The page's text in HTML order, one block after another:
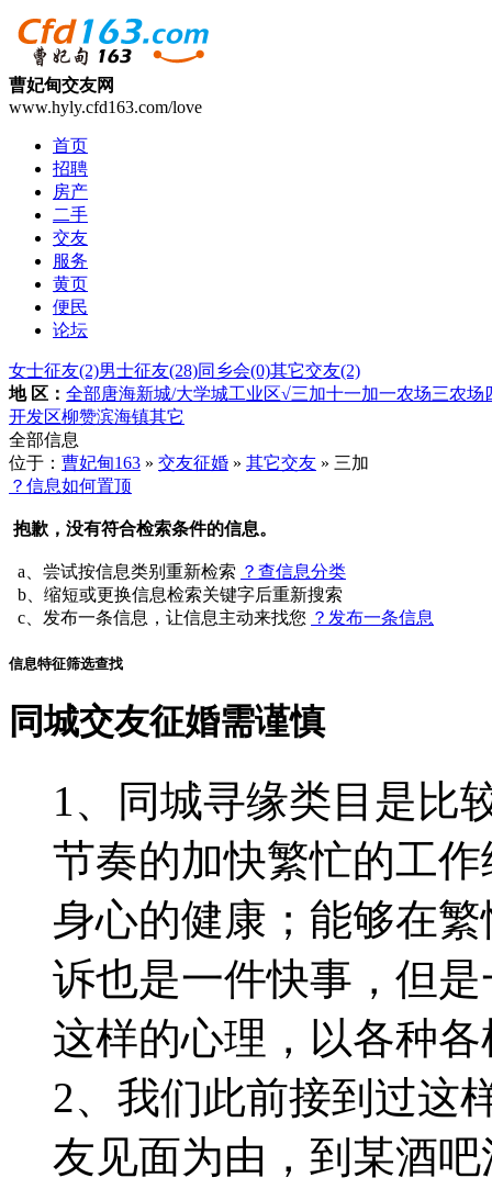
曹妃甸交友网
www.hyly.cfd163.com/love
首页
招聘
房产
二手
交友
服务
黄页
便民
论坛
女士征友(2)男士征友(28)同乡会(0)其它交友(2)
地 区： 全部唐海新城/大学城工业区√三加十一加一农场三农场
开发区柳赞滨海镇其它
全部信息
位于： 曹妃甸163 » 交友征婚 » 其它交友 » 三加
？信息如何置顶
抱歉，没有符合检索条件的信息。
a、尝试按信息类别重新检索 ？查信息分类
b、缩短或更换信息检索关键字后重新搜索
c、发布一条信息，让信息主动来找您 ？发布一条信息
信息特征筛选查找
同城交友征婚需谨慎
1、同城寻缘类目是比
节奏的加快繁忙的工
身心的健康；能够在
诉也是一件快事，但
这样的心理，以各种
2、我们此前接到过这
友见面为由，到某酒